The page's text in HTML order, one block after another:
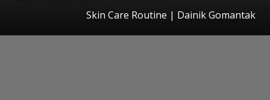
Skin Care Routine | Dainik Gomantak